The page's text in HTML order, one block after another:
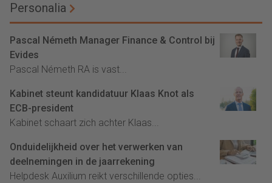
Personalia
Pascal Németh Manager Finance & Control bij
Evides
Pascal Németh RA is vast...
Kabinet steunt kandidatuur Klaas Knot als
ECB-president
Kabinet schaart zich achter Klaas...
Onduidelijkheid over het verwerken van
deelnemingen in de jaarrekening
Helpdesk Auxilium reikt verschillende opties...